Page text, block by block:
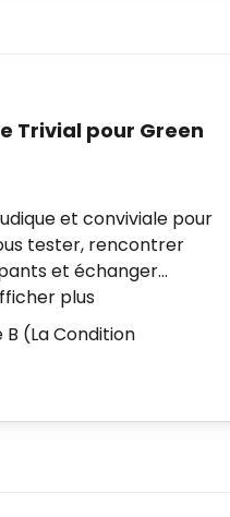
d’IAs en 2035 »
Trivial pour Green
et conviviale pour
tester, rencontrer
et échanger
suivantes :
transition
et mobilisation
Lacan,
du Coq
plus
B (La Condition